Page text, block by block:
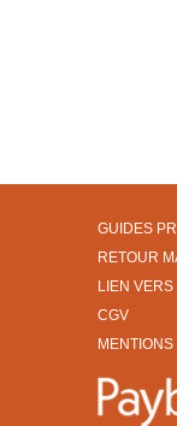
GUIDES
RETOUR
LIEN
CGV